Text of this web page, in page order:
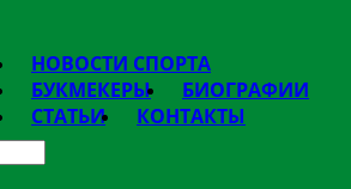
НОВОСТИ СПОРТА
БУКМЕКЕРЫ
БИОГРАФИИ
СТАТЬИ
КОНТАКТЫ